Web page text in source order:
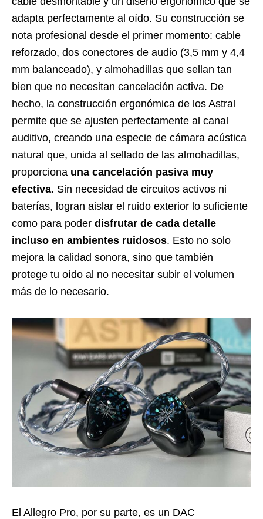
adapta perfectamente al oído. Su construcción se
nota profesional desde el primer momento: cable
reforzado, dos conectores de audio (3,5 mm y 4,4
mm balanceado), y almohadillas que sellan tan
bien que no necesitan cancelación activa. De
hecho, la construcción ergonómica de los Astral
permite que se ajusten perfectamente al canal
auditivo, creando una especie de cámara acústica
natural que, unida al sellado de las almohadillas,
proporciona una cancelación pasiva muy
efectiva. Sin necesidad de circuitos activos ni
baterías, logran aislar el ruido exterior lo suficiente
como para poder disfrutar de cada detalle
incluso en ambientes ruidosos. Esto no solo
mejora la calidad sonora, sino que también
protege tu oído al no necesitar subir el volumen
más de lo necesario.
El Allegro Pro, por su parte, es un DAC